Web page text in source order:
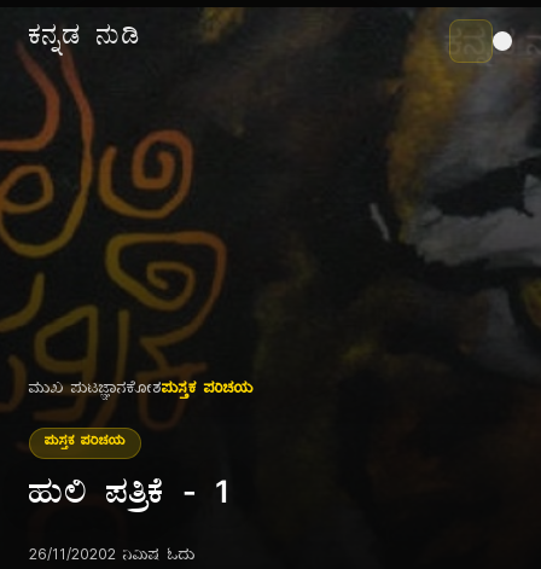
ಕನ್ನಡ ನುಡಿ
ಮುಖ ಪುಟಜ್ಞಾನಕೋಶಪುಸ್ತಕ ಪರಿಚಯ
ಪುಸ್ತಕ ಪರಿಚಯ
ಹುಲಿ ಪತ್ರಿಕೆ - 1
26/11/20202 ನಿಮಿಷ ಓದು